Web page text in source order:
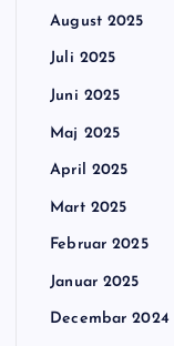
August 2025
Juli 2025
Juni 2025
Maj 2025
April 2025
Mart 2025
Februar 2025
Januar 2025
Decembar 2024